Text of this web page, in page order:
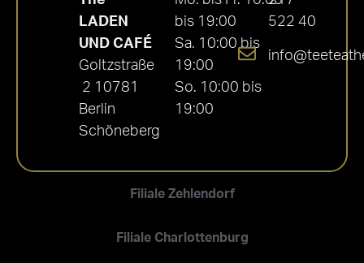
Filiale Zehlendorf
Filiale Charlottenburg
LADEN
UND CAFÉ
Goltzstraße
2 10781
Berlin
Schöneberg
bis 19:00
Sa. 10:00 bis
19:00
So. 10:00 bis
19:00
522 40